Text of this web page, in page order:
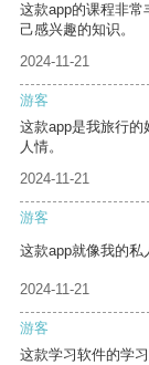
这款app的课程非常
己感兴趣的知识。
2024-11-21
游客
这款app是我旅行
人情。
2024-11-21
游客
这款app就像我的私
2024-11-21
游客
这款学习软件的学